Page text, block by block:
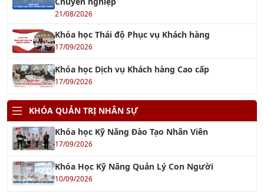
Khóa học Thái độ Phục vụ Khách hàng
17/09/2026
Khóa học Dịch vụ Khách hàng Cao cấp
17/09/2026
KHÓA QUẢN TRỊ NHÂN SỰ
Khóa học Kỹ Năng Đào Tạo Nhân Viên
17/09/2026
Khóa Học Kỹ Năng Quản Lý Con Người
10/09/2026
Khóa Học Giám Đốc Nhân Sự Chuyên Nghiệp